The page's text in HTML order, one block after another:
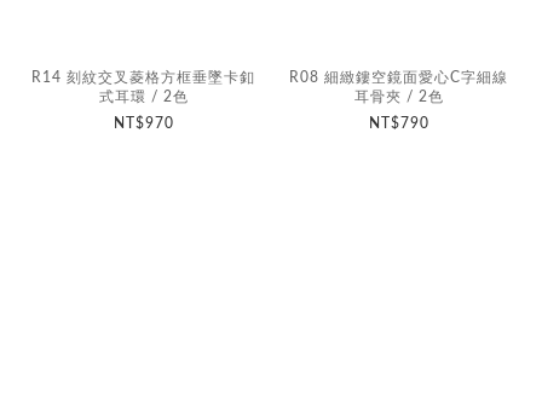
R14 刻紋交叉菱格方框垂墜卡釦
式耳環 / 2色
NT$970
R08 細緻鏤空鏡面愛心C字細線
耳骨夾 / 2色
NT$790